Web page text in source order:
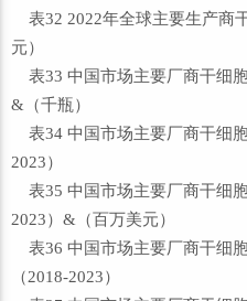
表32 2022年全球主要生产商
元）
表33 中国市场主要厂商干细胞
&（千瓶）
表34 中国市场主要厂商干细
2023）
表35 中国市场主要厂商干细
2023）&（百万美元）
表36 中国市场主要厂商干细
（2018-2023）